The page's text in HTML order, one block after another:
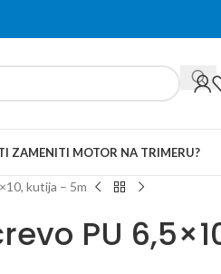
ZAMENITI MOTOR NA TRIMERU?
kutija – 5m
PU